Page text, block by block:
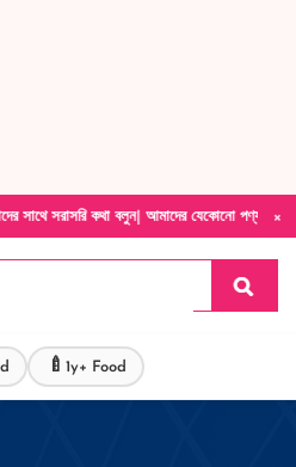
×
যেকোনো পণ্য হাতে নিয়ে দেখে টাকা
🍼 1y+ Food